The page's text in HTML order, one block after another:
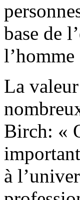
base de
La
Birch: «
à